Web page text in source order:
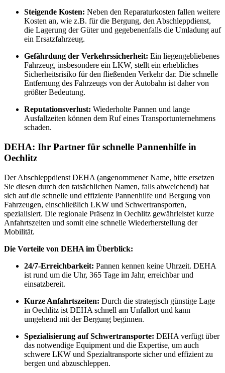
Steigende Kosten: Neben den Reparaturkosten fallen weitere
Kosten an, wie z.B. für die Bergung, den Abschleppdienst,
die Lagerung der Güter und gegebenenfalls die Umladung auf
ein Ersatzfahrzeug.
Gefährdung der Verkehrssicherheit: Ein liegengebliebenes
Fahrzeug, insbesondere ein LKW, stellt ein erhebliches
Sicherheitsrisiko für den fließenden Verkehr dar. Die schnelle
Entfernung des Fahrzeugs von der Autobahn ist daher von
größter Bedeutung.
Reputationsverlust: Wiederholte Pannen und lange
Ausfallzeiten können dem Ruf eines Transportunternehmens
schaden.
DEHA: Ihr Partner für schnelle Pannenhilfe in
Oechlitz
Der Abschleppdienst DEHA (angenommener Name, bitte ersetzen
Sie diesen durch den tatsächlichen Namen, falls abweichend) hat
sich auf die schnelle und effiziente Pannenhilfe und Bergung von
Fahrzeugen, einschließlich LKW und Schwertransporten,
spezialisiert. Die regionale Präsenz in Oechlitz gewährleistet kurze
Anfahrtszeiten und somit eine schnelle Wiederherstellung der
Mobilität.
Die Vorteile von DEHA im Überblick:
24/7-Erreichbarkeit: Pannen kennen keine Uhrzeit. DEHA
ist rund um die Uhr, 365 Tage im Jahr, erreichbar und
einsatzbereit.
Kurze Anfahrtszeiten: Durch die strategisch günstige Lage
in Oechlitz ist DEHA schnell am Unfallort und kann
umgehend mit der Bergung beginnen.
Spezialisierung auf Schwertransporte: DEHA verfügt über
das notwendige Equipment und die Expertise, um auch
schwere LKW und Spezialtransporte sicher und effizient zu
bergen und abzuschleppen.